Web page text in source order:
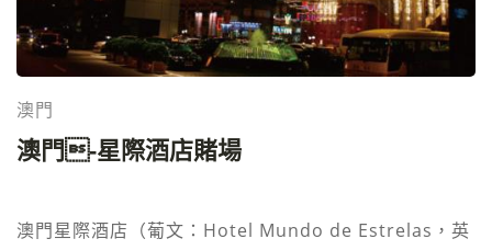
始展開方城之戰(麻將)，這次出師不利，打500/100，
輸到快脫褲子了…哈哈到了公海之後，
澳門
澳門-星際酒店賭場
澳門星際酒店（葡文：Hotel Mundo de Estrelas，英